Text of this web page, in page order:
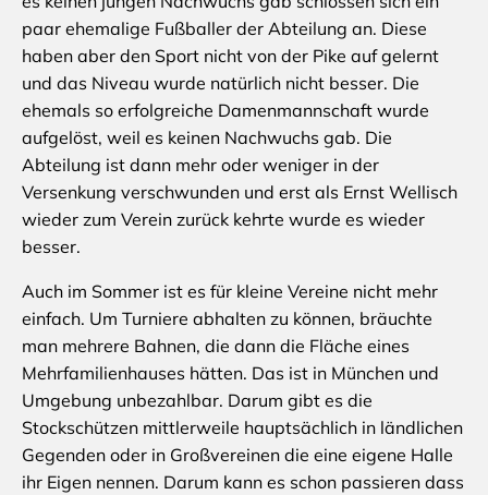
paar ehemalige Fußballer der Abteilung an. Diese
haben aber den Sport nicht von der Pike auf gelernt
und das Niveau wurde natürlich nicht besser. Die
ehemals so erfolgreiche Damenmannschaft wurde
aufgelöst, weil es keinen Nachwuchs gab. Die
Abteilung ist dann mehr oder weniger in der
Versenkung verschwunden und erst als Ernst Wellisch
wieder zum Verein zurück kehrte wurde es wieder
besser.
Auch im Sommer ist es für kleine Vereine nicht mehr
einfach. Um Turniere abhalten zu können, bräuchte
man mehrere Bahnen, die dann die Fläche eines
Mehrfamilienhauses hätten. Das ist in München und
Umgebung unbezahlbar. Darum gibt es die
Stockschützen mittlerweile hauptsächlich in ländlichen
Gegenden oder in Großvereinen die eine eigene Halle
ihr Eigen nennen. Darum kann es schon passieren dass